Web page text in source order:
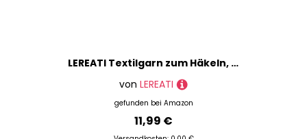
LEREATI Textilgarn zum Häkeln, 2.5mm x 150m Häkelgarn für Taschen, Baumwollgarn Flach Taschengarn, Bändchengarn zum Häkeln Taschen, Korb, Wandbehang, DIY Handwerk (Dunkles Khaki)
von LEREATI
gefunden bei Amazon
11,99 €